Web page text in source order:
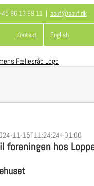
86 13 89 11 aauf@aauf.dk
Kontakt English
11-15T11:24:24+01:00
foreningen hos